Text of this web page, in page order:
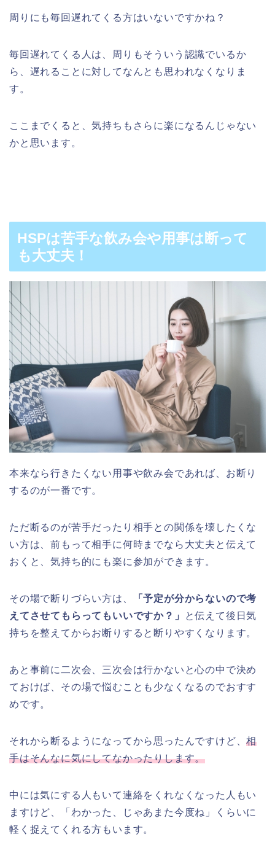
周りにも毎回遅れてくる方はいないですかね？
毎回遅れてくる人は、周りもそういう認識でいるか
ら、遅れることに対してなんとも思われなくなりま
す。
ここまでくると、気持ちもさらに楽になるんじゃない
かと思います。
HSPは苦手な飲み会や用事は断って
も大丈夫！
本来なら行きたくない用事や飲み会であれば、お断り
するのが一番です。
ただ断るのが苦手だったり相手との関係を壊したくな
い方は、前もって相手に何時までなら大丈夫と伝えて
おくと、気持ち的にも楽に参加ができます。
その場で断りづらい方は、
「予定が分からないので考
えてさせてもらってもいいですか？」
と伝えて後日気
持ちを整えてからお断りすると断りやすくなります。
あと事前に二次会、三次会は行かないと心の中で決め
ておけば、その場で悩むことも少なくなるのでおすす
めです。
それから断るようになってから思ったんですけど、相
手はそんなに気にしてなかったりします。
中には気にする人もいて連絡をくれなくなった人もい
ますけど、「わかった、じゃあまた今度ね」くらいに
軽く捉えてくれる方もいます。